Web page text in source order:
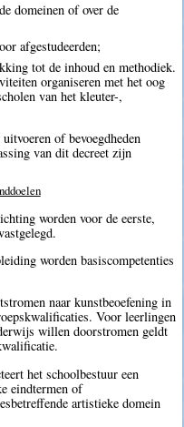
domeinen of over de
afgestudeerden;
tot de inhoud en methodiek.
organiseren met het oog
van het kleuter-,
of bevoegdheden
van dit decreet zijn
worden voor de eerste,
worden basiscompetenties
naar kunstbeoefening in
Voor leerlingen
willen doorstromen geldt
het schoolbestuur een
eindtermen of
artistieke domein